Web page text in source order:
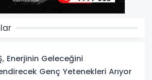
Enerjinin Geleceğini
Genç Yetenekleri Arıyor